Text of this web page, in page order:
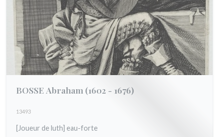
BOSSE Abraham (1602 - 1676)
13493
[Joueur de luth] eau-forte